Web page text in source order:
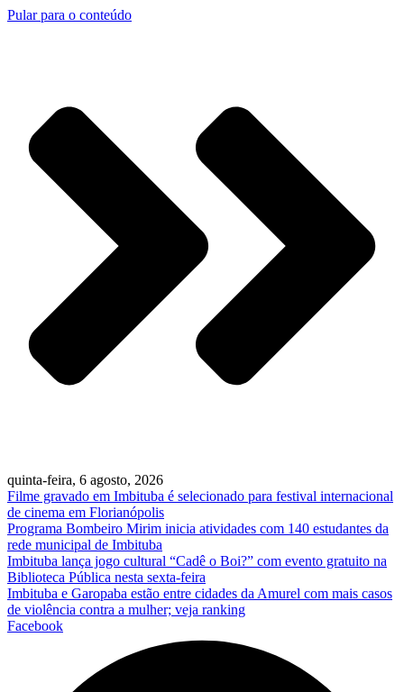
Pular para o conteúdo
quinta-feira, 6 agosto, 2026
Filme gravado em Imbituba é selecionado para festival internacional
de cinema em Florianópolis
Programa Bombeiro Mirim inicia atividades com 140 estudantes da
rede municipal de Imbituba
Imbituba lança jogo cultural “Cadê o Boi?” com evento gratuito na
Biblioteca Pública nesta sexta-feira
Imbituba e Garopaba estão entre cidades da Amurel com mais casos
de violência contra a mulher; veja ranking
Facebook